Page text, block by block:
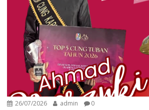
26/07/2026 admin 0